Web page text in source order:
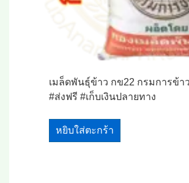
เมล็ดพันธุ์ข้าว กข22 กรมการข้า
#ส่งฟรี #เก็บเงินปลายทาง
หยิบใส่ตะกร้า